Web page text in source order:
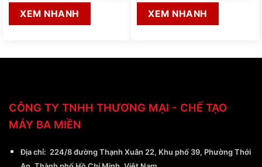
XEM NHANH XEM NHANH
CÔNG TY TNHH THƯƠNG MẠI - CHẾ TẠO
MÁY BA MIỀN
Địa chỉ: 224/8 đường Thạnh Xuân 22, Khu phố 39, Phường Thới